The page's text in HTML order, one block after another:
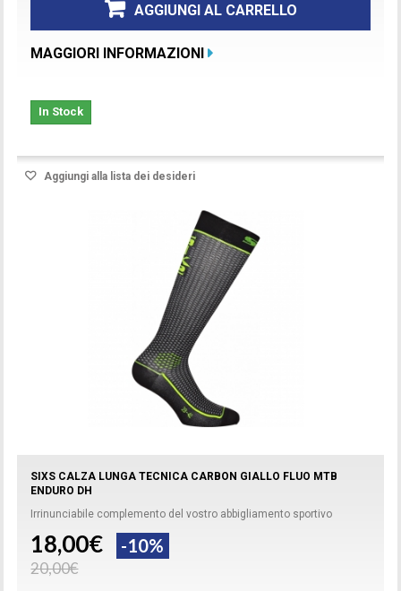
AGGIUNGI AL CARRELLO
MAGGIORI INFORMAZIONI
In Stock
Aggiungi alla lista dei desideri
SIXS CALZA LUNGA TECNICA CARBON GIALLO FLUO MTB
ENDURO DH
Irrinunciabile complemento del vostro abbigliamento sportivo
18,00€ -10%
20,00€